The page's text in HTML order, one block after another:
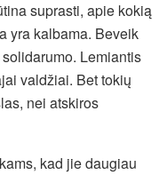
suprasti, apie kokią
yra kalbama. Beveik
Lemiantis
valdžiai. Bet tokių
nei atskiros
kad jie daugiau